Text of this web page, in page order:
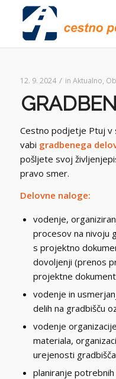
12. 9. 2024 / in Aktualno,
Cestno podjetje Ptuj v
vabi gradbenega
pošljete svoj
pravo smer.
Delovne naloge:
vodenje,
procesov na nivoju
s projektno
dovoljenji (prenos
projektne
vodenje in
delih na gradbišču
vodenje
materiala,
urejenosti
planiranje